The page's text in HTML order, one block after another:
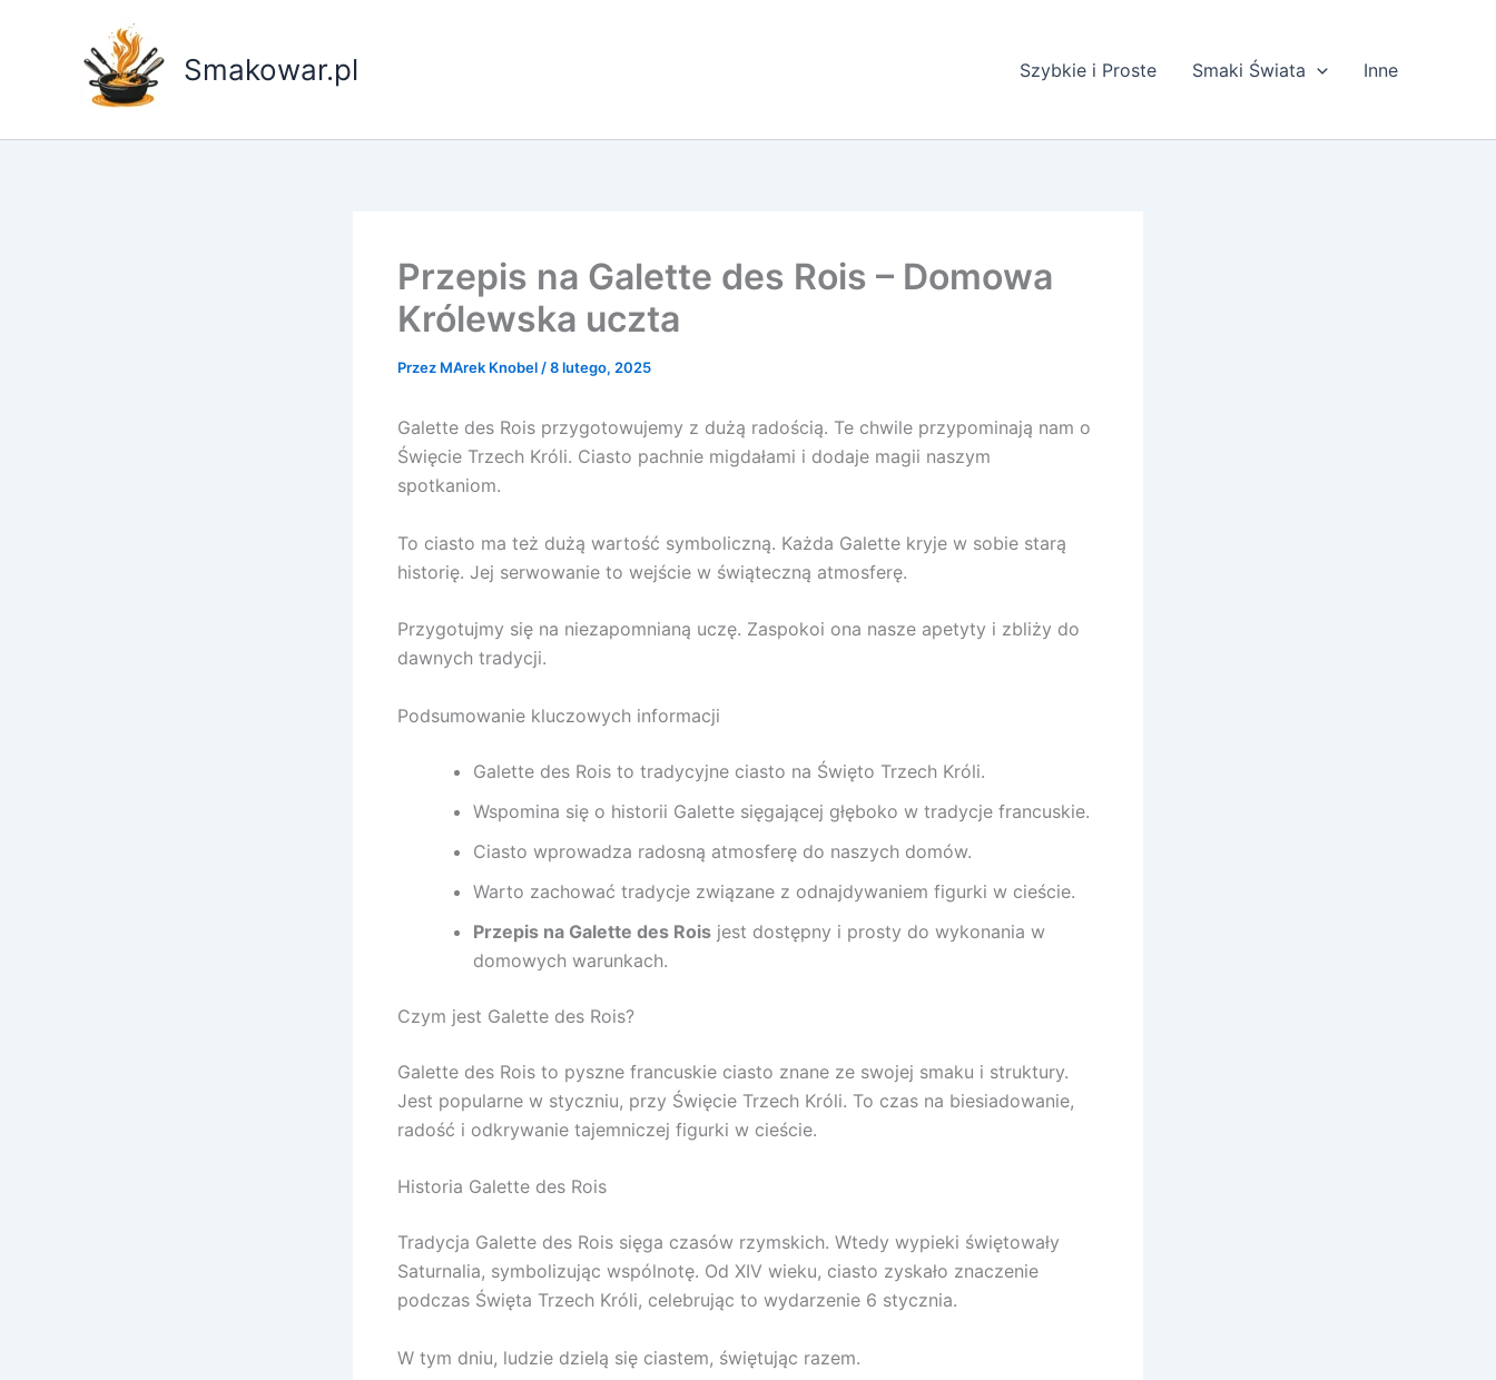
Smakowar.pl Szybkie i Proste Smaki Świata Inne
Przepis na Galette des Rois – Domowa
Królewska uczta
Przez MArek Knobel /8 lutego, 2025
Galette des Rois przygotowujemy z dużą radością. Te chwile przypominają nam o
Święcie Trzech Króli. Ciasto pachnie migdałami i dodaje magii naszym
spotkaniom.
To ciasto ma też dużą wartość symboliczną. Każda Galette kryje w sobie starą
historię. Jej serwowanie to wejście w świąteczną atmosferę.
Przygotujmy się na niezapomnianą uczę. Zaspokoi ona nasze apetyty i zbliży do
dawnych tradycji.
Podsumowanie kluczowych informacji
Galette des Rois to tradycyjne ciasto na Święto Trzech Króli.
Wspomina się o historii Galette sięgającej głęboko w tradycje francuskie.
Ciasto wprowadza radosną atmosferę do naszych domów.
Warto zachować tradycje związane z odnajdywaniem figurki w cieście.
Przepis na Galette des Rois jest dostępny i prosty do wykonania w
domowych warunkach.
Czym jest Galette des Rois?
Galette des Rois to pyszne francuskie ciasto znane ze swojej smaku i struktury.
Jest popularne w styczniu, przy Święcie Trzech Króli. To czas na biesiadowanie,
radość i odkrywanie tajemniczej figurki w cieście.
Historia Galette des Rois
Tradycja Galette des Rois sięga czasów rzymskich. Wtedy wypieki świętowały
Saturnalia, symbolizując wspólnotę. Od XIV wieku, ciasto zyskało znaczenie
podczas Święta Trzech Króli, celebrując to wydarzenie 6 stycznia.
W tym dniu, ludzie dzielą się ciastem, świętując razem.